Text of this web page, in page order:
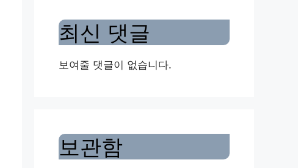
최신 댓글
보여줄 댓글이 없습니다.
보관함